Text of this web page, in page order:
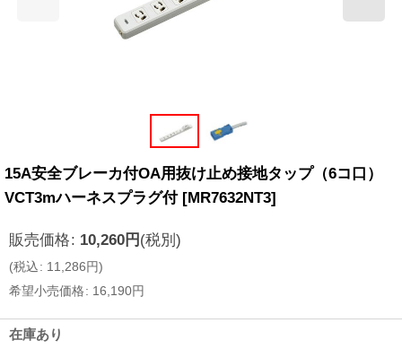
15A安全ブレーカ付OA用抜け止め接地タップ（6コ口）
VCT3mハーネスプラグ付 [MR7632NT3]
販売価格: 10,260円(税別)
(税込: 11,286円)
希望小売価格: 16,190円
在庫あり